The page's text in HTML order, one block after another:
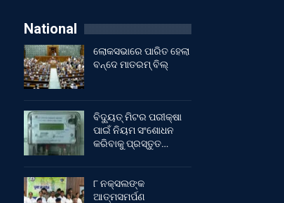
National
ଲୋକସଭାରେ ପାରିତ ହେଲା
ବନ୍ଦେ ମାତରମ୍‌ ବିଲ୍‌
ବିଦ୍ୟୁତ୍ ମିଟର ପରୀକ୍ଷା
ପାଇଁ ନିୟମ ସଂଶୋଧନ
କରିବାକୁ ପ୍ରସ୍ତୁତ…
୮ ନକ୍ସଲଙ୍କ
ଆତ୍ମସମର୍ପଣ